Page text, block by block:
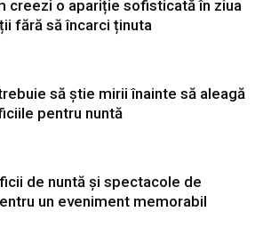
creezi o apariție sofisticată în ziua
fără să încarci ținuta
să știe mirii înainte să aleagă
pentru nuntă
de nuntă și spectacole de
un eveniment memorabil